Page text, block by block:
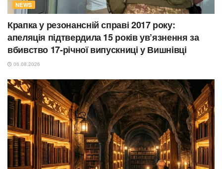
NEWS
Крапка у резонансній справі 2017 року:
апеляція підтвердила 15 років ув’язнення за
вбивство 17-річної випускниці у Вишнівці
06.08.2026